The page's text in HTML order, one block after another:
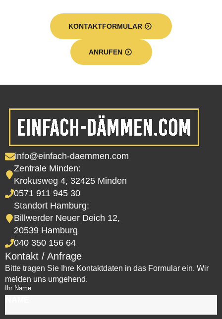
KONTAKTFORMULAR
ANRUFEN
info@einfach-daemmen.com
Zentrale Minden:
Krokusweg 4, 32425 Minden
0571 911 945 30
Standort Hamburg:
Billwerder Neuer Deich 12,
20539 Hamburg
040 350 156 64
Kontakt / Anfrage
Bitte tragen Sie Ihre Kontaktdaten in das Formular ein. Wir
melden uns umgehend.
Ihr Name